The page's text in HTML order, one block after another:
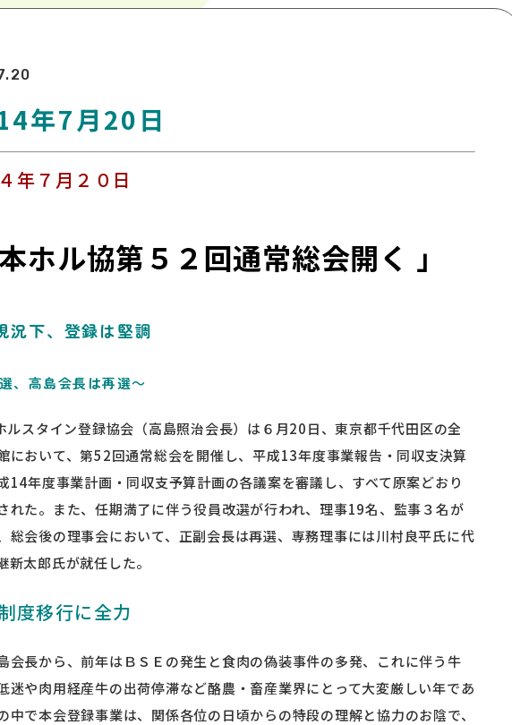
年7月20日
年７月２０日
本ホル協第５２回通常総会開く 」
況下、登録は堅調
、高島会長は再選～
ルスタイン登録協会（高島照治会長）は６月20日、東京都千代田区の全
において、第52回通常総会を開催し、平成13年度事業報告・同収支決算
14年度事業計画・同収支予算計画の各議案を審議し、すべて原案どおり
れた。また、任期満了に伴う役員改選が行われ、理事19名、監事３名が
総会後の理事会において、正副会長は再選、専務理事には川村良平氏に代
新太郎氏が就任した。
度移行に全力
会長から、前年はＢＳＥの発生と食肉の偽装事件の多発、これに伴う牛
迷や肉用経産牛の出荷停滞など酪農・畜産業界にとって大変厳しい年であ
中で本会登録事業は、関係各位の日頃からの特段の理解と協力のお陰で、